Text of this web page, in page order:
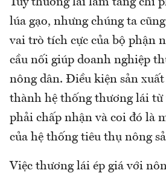
lúa gạo, nhưng chúng ta
vai trò tích cực của bộ phận
cầu nối giúp doanh nghiệp
nông dân. Điều kiện sản
thành hệ thống thương lái từ
phải chấp nhận và coi đó là
của hệ thống tiêu thụ nông
Việc thương lái ép giá với